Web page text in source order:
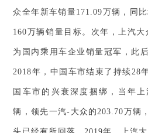
众全年新车销量171.09万辆，同
160万辆销量目标。次年，上汽
为国内乘用车企业销量冠军，此
2018年，中国车市结束了持续28
国车市的兴衰深度捆绑，当年
辆，领先一汽-大众的203.70万辆